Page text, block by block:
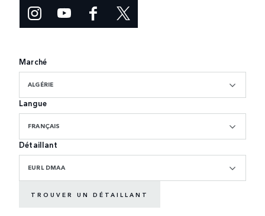
Marché
ALGÉRIE
Langue
FRANÇAIS
Détaillant
EURL DMAA
TROUVER UN DÉTAILLANT